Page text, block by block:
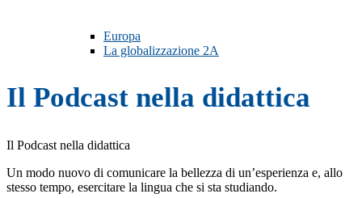
Europa
La globalizzazione 2A
Il Podcast nella didattica
Il Podcast nella didattica
Un modo nuovo di comunicare la bellezza di un’esperienza e, allo
stesso tempo, esercitare la lingua che si sta studiando.